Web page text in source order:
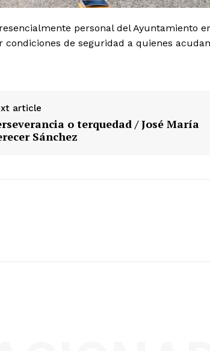
personal del Ayuntamiento
de seguridad a quienes acudan
article
o terquedad / José María
Sánchez